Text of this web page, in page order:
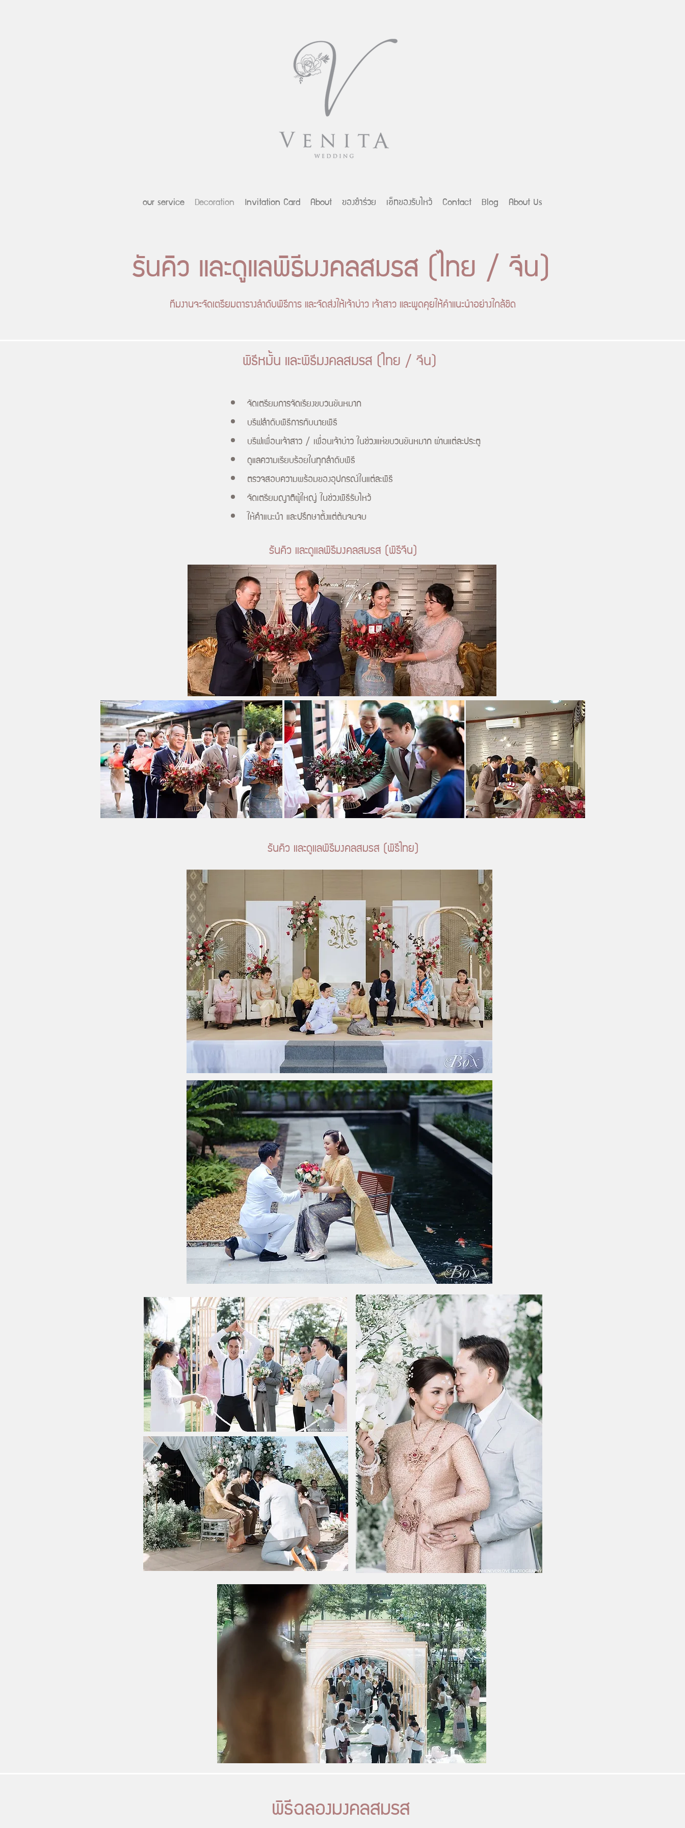
our service Decoration Invitation Card About ของชำร่วย เซ็ทของรับไหว้ Contact Blog About Us
รันคิว และดูแลพิธีมงคลสมรส (ไทย / จีน)
ทีมงานจะจัดเตรียมตารางลำดับพิธีการ และจัดส่งให้เจ้าบ่าว เจ้าสาว และพูดคุยให้คำแนะนำอย่างใกล้ชิด
พิธีหมั้น และพิธีมงคลสมรส (ไทย / จีน)
จัดเตรียมการจัดเรียงขบวนขันหมาก
บรีฟลำดับพิธีการกับนายพิธี
บรีฟเพื่อนเจ้าสาว / เพื่อนเจ้าบ่าว ในช่วงแห่ขบวนขันหมากผ่านแต่ละประตู
ดูแลความเรียบร้อยในทุกลำดับพิธี
ตรวจสอบความพร้อมของอุปกรณ์ในแต่ละพิธี
จัดเตรียมญาติผู้ใหญ่ ในช่วงพิธีรับไหว้
ให้คำแนะนำ และปรึกษาตั้งแต่ต้นจนจบ
รันคิว และดูแลพิธีมงคลสมรส (พิธีจีน)
รันคิว และดูแลพิธีมงคลสมรส (พิธีไทย)
พิธีฉลองมงคลสมรส